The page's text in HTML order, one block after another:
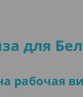
для
рабочая